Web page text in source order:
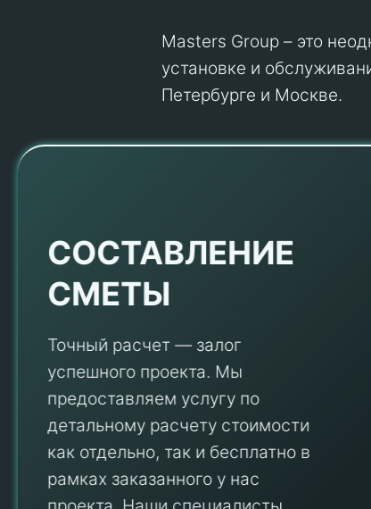
Masters Group – это
установке и
Петербурге и Москве.
СОСТАВЛЕНИЕ
СМЕТЫ
Точный расчет — залог
успешного проекта. Мы
предоставляем услугу по
детальному расчету стоимости
как отдельно, так и бесплатно в
рамках заказанного у нас